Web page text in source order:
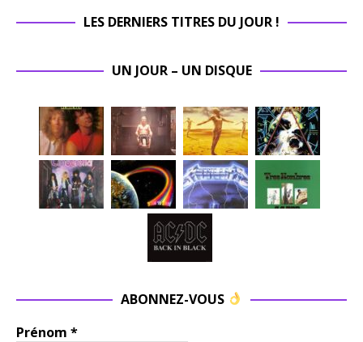
LES DERNIERS TITRES DU JOUR !
UN JOUR – UN DISQUE
ABONNEZ-VOUS
Prénom *